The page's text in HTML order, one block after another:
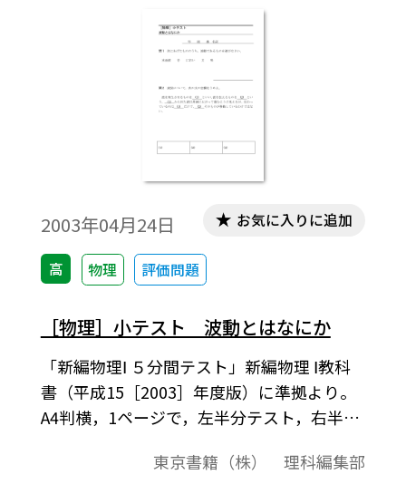
2003年04月24日
高 物理 評価問題
お気に入りに追加
［物理］小テスト 波動とはなにか
「新編物理Ⅰ ５分間テスト」新編物理 Ⅰ教科
書（平成15［2003］年度版）に準拠より。
A4判横，1ページで，左半分テスト，右半分
5分程度を，前の時間の復習として利用でき
東京書籍（株） 理科編集部